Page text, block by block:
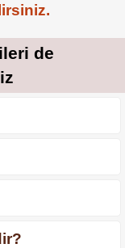
de